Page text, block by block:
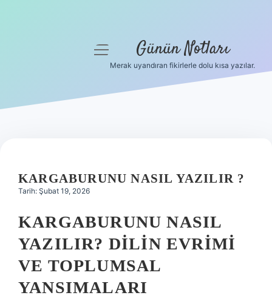
Hakkımızda
menüyü
Günün Notları
Merak uyandıran fikirlerle dolu kısa yazılar.
KARGABURUNU NASIL YAZILIR ?
Tarih: Şubat 19, 2026
KARGABURUNU NASIL
YAZILIR? DILIN EVRIMI
VE TOPLUMSAL
YANSIMALARI